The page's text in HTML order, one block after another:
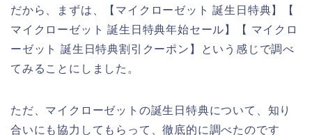
だから、まずは、【マイクローゼット 誕生日特典】【
マイクローゼット 誕生日特典年始セール】【 マイクロ
ーゼット 誕生日特典割引クーポン】という感じで調べ
てみることにしました。
ただ、マイクローゼットの誕生日特典について、知り
合いにも協力してもらって、徹底的に調べたのです